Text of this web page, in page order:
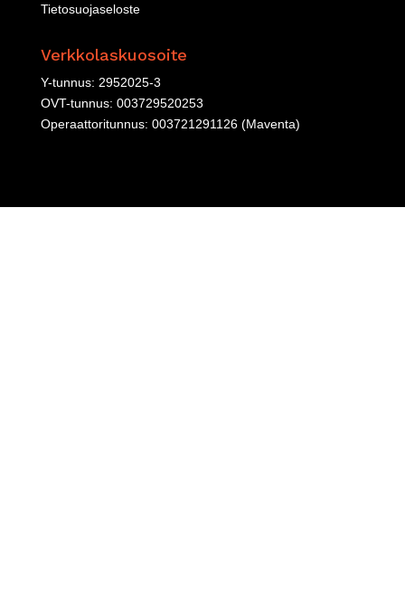
Tietosuojaseloste
Verkkolaskuosoite
Y-tunnus: 2952025-3
OVT-tunnus: 003729520253
Operaattoritunnus: 003721291126 (Maventa)